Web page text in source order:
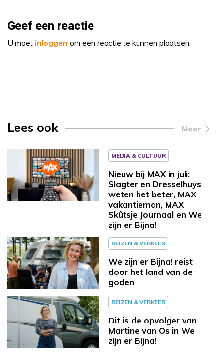
Geef een reactie
U moet inloggen om een reactie te kunnen plaatsen.
Lees ook Meer
MEDIA & CULTUUR
Nieuw bij MAX in juli:
Slagter en Dresselhuys
weten het beter, MAX
vakantieman, MAX
Skûtsje Journaal en We
zijn er Bijna!
REIZEN & VERKEER
We zijn er Bijna! reist
door het land van de
goden
REIZEN & VERKEER
Dit is de opvolger van
Martine van Os in We
zijn er Bijna!